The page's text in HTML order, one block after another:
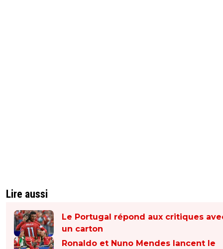
Lire aussi
Le Portugal répond aux critiques
un carton
Ronaldo et Nuno Mendes lancent le